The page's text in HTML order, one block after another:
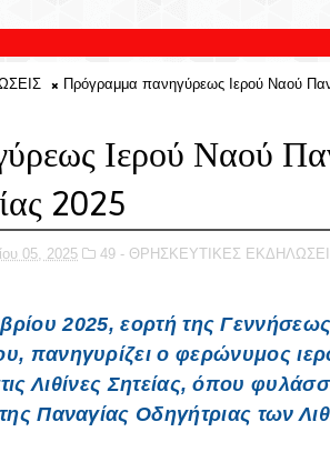
Πρόγραμμα πανηγύρεως Ιερού Ναού
Ιερού Ναού
2025
05, 2025 49 - ΘΡΗΣΚΕΥΤΙΚΕΣ
2025, εορτή της
πανηγυρίζει ο φερώνυμος
Λιθίνες Σητείας, όπου
Παναγίας Οδηγήτριας των